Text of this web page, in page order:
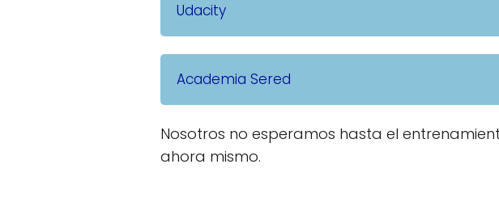
Udacity
Academia Sered
Nosotros no esperamos hasta el
ahora mismo.